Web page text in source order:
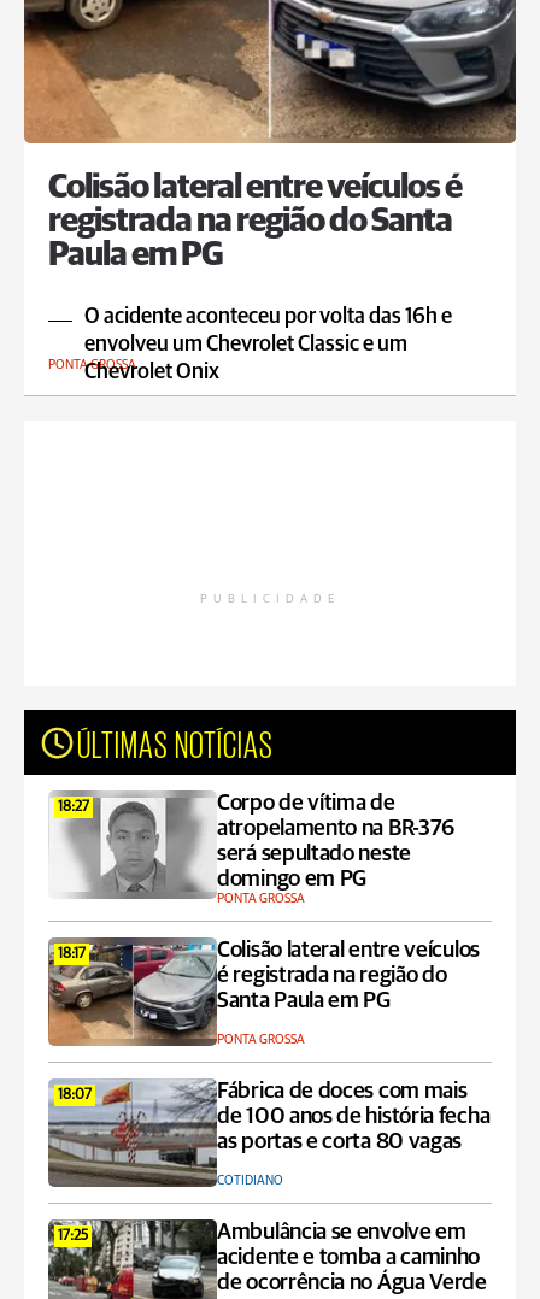
Colisão lateral entre veículos é
registrada na região do Santa
Paula em PG
O acidente aconteceu por volta das 16h e
envolveu um Chevrolet Classic e um
Chevrolet Onix
PONTA GROSSA
PUBLICIDADE
ÚLTIMAS NOTÍCIAS
18:27
Corpo de vítima de
atropelamento na BR-376
será sepultado neste
domingo em PG
PONTA GROSSA
18:17
Colisão lateral entre veículos
é registrada na região do
Santa Paula em PG
PONTA GROSSA
18:07
Fábrica de doces com mais
de 100 anos de história fecha
as portas e corta 80 vagas
COTIDIANO
17:25
Ambulância se envolve em
acidente e tomba a caminho
de ocorrência no Água Verde